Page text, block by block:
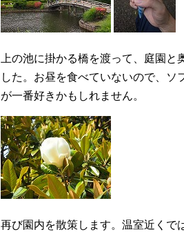
上の池に掛かる橋を渡って、庭園
した。お昼を食べていないので、
が一番好きかもしれません。
再び園内を散策します。温室近くで